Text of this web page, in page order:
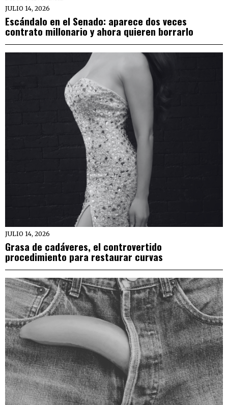
JULIO 14, 2026
Escándalo en el Senado: aparece dos veces
contrato millonario y ahora quieren borrarlo
JULIO 14, 2026
Grasa de cadáveres, el controvertido
procedimiento para restaurar curvas